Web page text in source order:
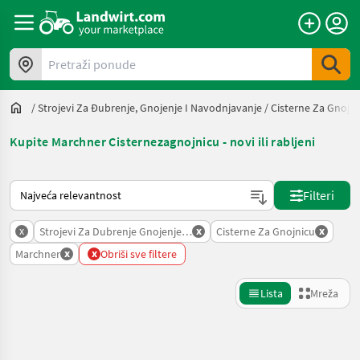
Pretraži ponude
/Strojevi Za Đubrenje, Gnojenje I Navodnjavanje /Cisterne Za
Kupite Marchner Cisternezagnojnicu - novi ili rabljeni
Način na koji sortira Landwirt.com
Filteri
x Strojevi Za Dubrenje Gnojenje I Navodnjavanje
x Cisterne Za Gnojnicu x
Marchner x x Obriši sve filtere
Lista Mreža